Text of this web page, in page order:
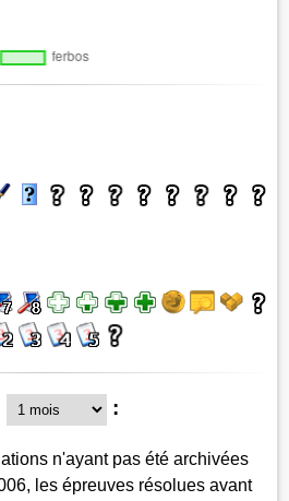
:
n'ayant pas été archivées
les épreuves résolues avant